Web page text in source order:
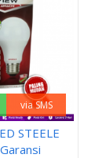
via SMS
STEELE